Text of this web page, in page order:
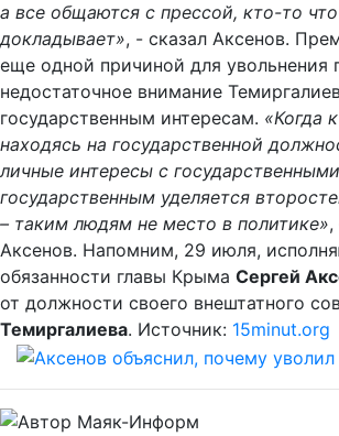
а все общаются с прессой, кто-то
докладывает», - сказал Аксенов.
еще одной причиной для увольнения
недостаточное внимание
государственным интересам. «Когда
находясь на государственной
личные интересы с
государственным уделяется
– таким людям не место в политике»,
Аксенов. Напомним, 29 июля,
обязанности главы Крыма Сергей
от должности своего внештатного
Темиргалиева. Источник: 15minut.org